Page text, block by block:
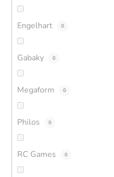
Engelhart 0
Gabaky 0
Megaform 0
Philos 0
RC Games 0